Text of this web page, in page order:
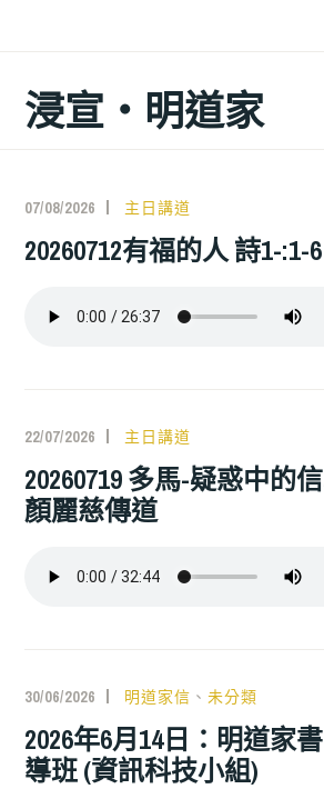
浸宣‧明道家
資源分享
07/08/2026 主日講道
20260712有福的人 詩1-
22/07/2026 主日講道
20260719 多馬-疑惑中的
顏麗慈傳道
30/06/2026 明道家信 、未分類
2026年6月14日：明道家
導班 (資訊科技小組)